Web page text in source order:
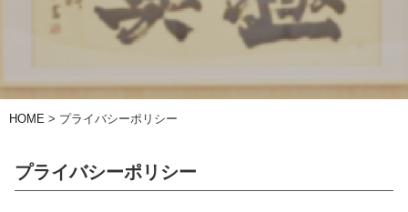
HOME > プライバシーポリシー
プライバシーポリシー